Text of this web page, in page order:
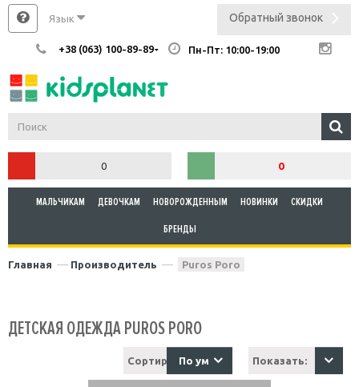
Язык Обратный звонок
+38 (063) 100-89-89 Пн-Пт: 10:00-19:00
0 0
МАЛЬЧИКАМ ДЕВОЧКАМ НОВОРОЖДЕННЫМ НОВИНКИ
СКИДКИ
БРЕНДЫ
Главная Производитель Puros Poro
ДЕТСКАЯ ОДЕЖДА PUROS PORO
Показать: 15
Сортировка:По умолчанию